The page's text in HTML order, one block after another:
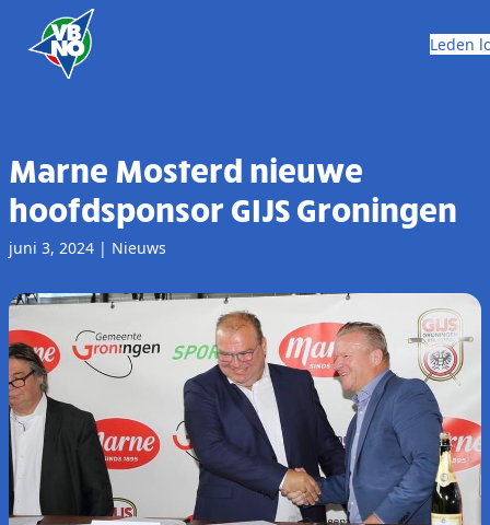
Skip to content
Leden
Marne Mosterd nieuwe
hoofdsponsor GIJS Groningen
juni 3, 2024 | Nieuws